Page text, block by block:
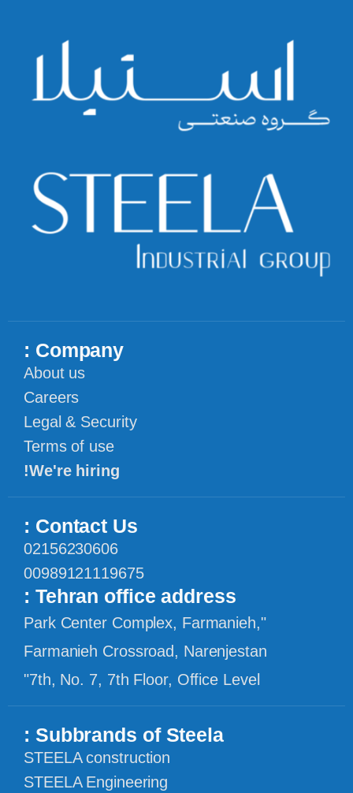
Company :
About us
Careers
Legal & Security
Terms of use
We're hiring!
Contact Us :
02156230606
00989121119675
Tehran office address :
"Park Center Complex, Farmanieh,
Farmanieh Crossroad, Narenjestan
7th, No. 7, 7th Floor, Office Level"
Subbrands of Steela :
STEELA construction
STEELA Engineering